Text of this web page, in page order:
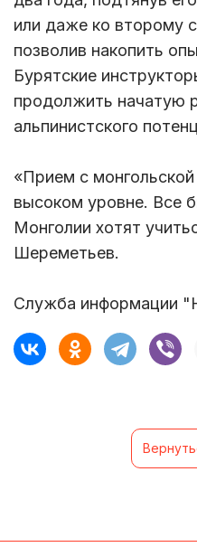
или даже ко второму
позволив накопить
Бурятские
продолжить начатую
альпинистского
«Прием с
высоком уровне. Все
Монголии хотят
Шереметьев.
Служба информации